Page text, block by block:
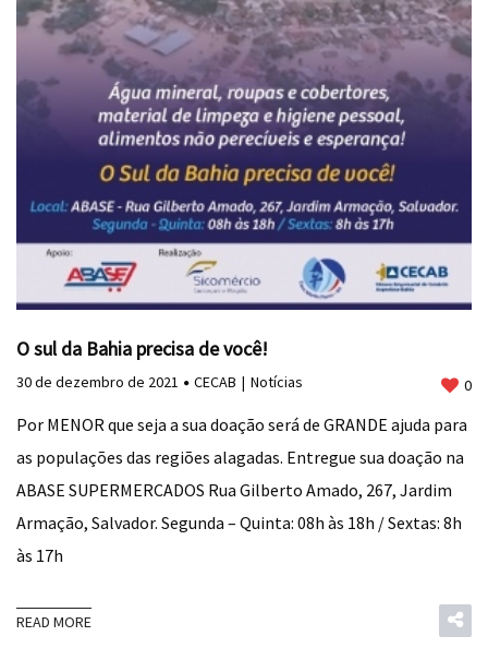
O sul da Bahia precisa de você!
30 de dezembro de 2021 CECAB Notícias 0
Por MENOR que seja a sua doação será de GRANDE ajuda para
as populações das regiões alagadas. Entregue sua doação na
ABASE SUPERMERCADOS Rua Gilberto Amado, 267, Jardim
Armação, Salvador. Segunda – Quinta: 08h às 18h / Sextas: 8h
às 17h
READ MORE